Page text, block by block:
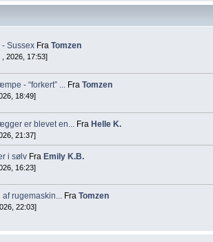
Sussex Fra Tomzen
, 2026, 17:53]
- “forkert” ... Fra Tomzen
18:49]
er blevet en... Fra Helle K.
21:37]
i sølv Fra Emily K.B.
16:23]
af rugemaskin... Fra Tomzen
22:03]